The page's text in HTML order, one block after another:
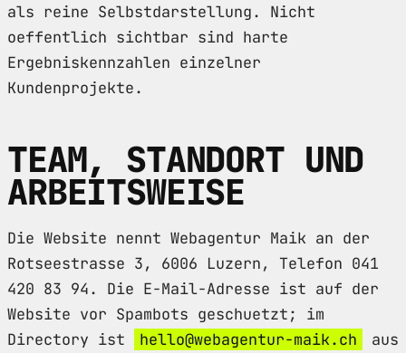
als reine Selbstdarstellung. Nicht
oeffentlich sichtbar sind harte
Ergebniskennzahlen einzelner
Kundenprojekte.
TEAM, STANDORT UND
ARBEITSWEISE
Die Website nennt Webagentur Maik an der
Rotseestrasse 3, 6006 Luzern, Telefon 041
420 83 94. Die E-Mail-Adresse ist auf der
Website vor Spambots geschuetzt; im
Directory ist
hello@webagentur-maik.ch
aus